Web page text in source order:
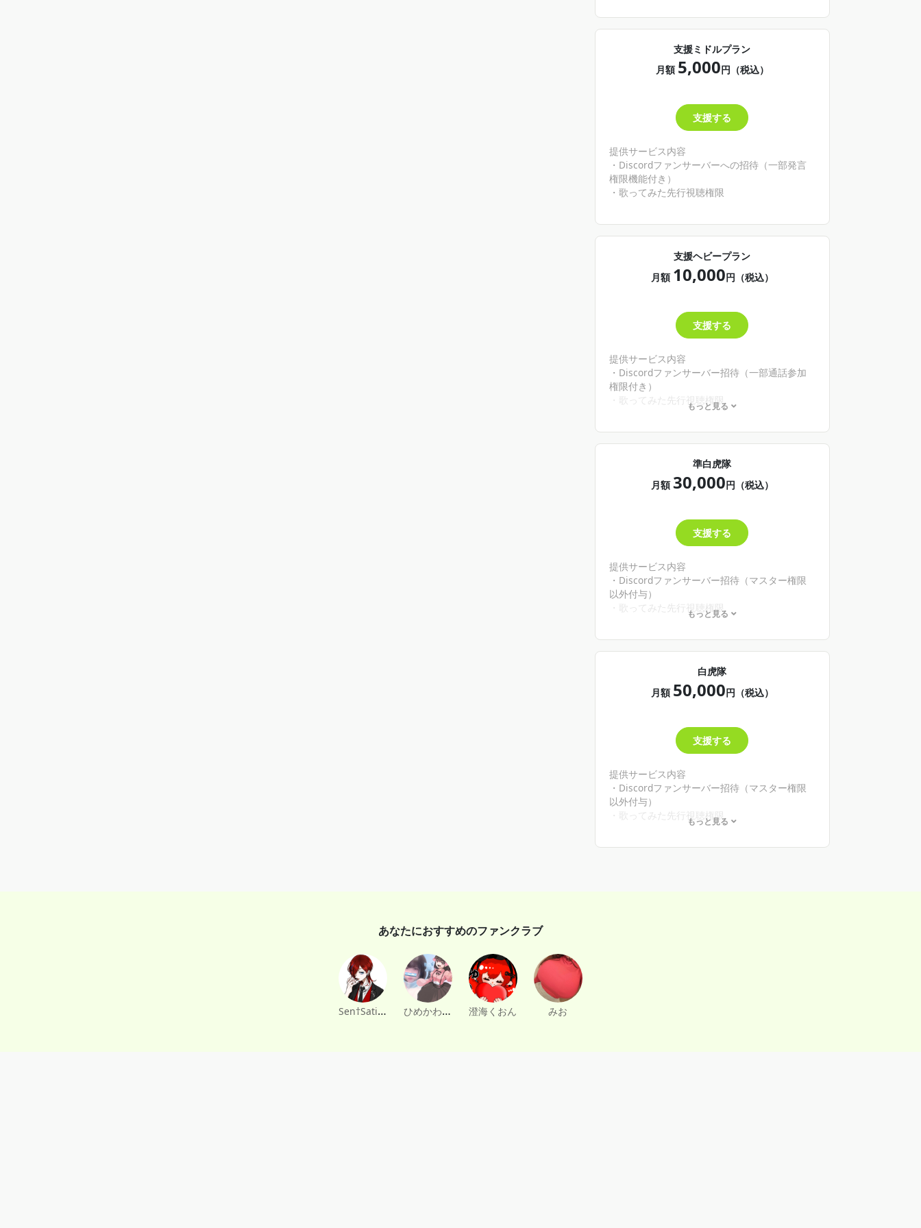
支援ミドルプラン
月額 5,000円（税込）
支援する
提供サービス内容
・Discordファンサーバーへの招待（一部発言
権限機能付き）
・歌ってみた先行視聴権限
支援ヘビープラン
月額 10,000円（税込）
支援する
提供サービス内容
・Discordファンサーバー招待（一部通話参加
権限付き）
・歌ってみた先行視聴権限
・個別対談通話券（15分間）
もっと見る
準白虎隊
月額 30,000円（税込）
支援する
提供サービス内容
・Discordファンサーバー招待（マスター権限
以外付与）
・歌ってみた先行視聴権限
・個別対談通話券（30分）
もっと見る
白虎隊
月額 50,000円（税込）
支援する
提供サービス内容
・Discordファンサーバー招待（マスター権限
以外付与）
・歌ってみた先行視聴権限
・歌ってみた楽曲リクエスト権限（年1回）
もっと見る
あなたにおすすめのファンクラブ
Sen†Sational ひめかわもえこ 澄海くおん みお